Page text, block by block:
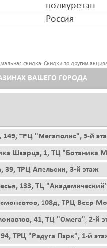
полиуретан
Россия
скидка. Скидки по другим
ВАШЕГО ГОРОДА
149, ТРЦ "Мегаполис", 5-й
Шварца, 1, ТЦ "Ботаника
39, ТРЦ Апельсин, 3-й этаж
133, ТЦ
108д, ТРЦ Веер
41, ТЦ "Омега", 2-й
94, ТРЦ "Радуга Парк", 1-й